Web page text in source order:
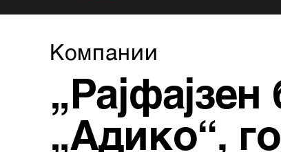
Компании
„Адико“,